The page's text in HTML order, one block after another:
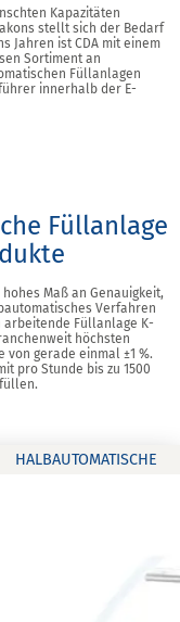
Kapazitäten
stellt sich der Bedarf
Jahren ist CDA mit einem
Sortiment an
Füllanlagen
innerhalb der E-
Füllanlage
Maß an Genauigkeit,
Verfahren
Füllanlage K-
höchsten
gerade einmal ±1 %.
pro Stunde bis zu 1500
HALBAUTOMATISCHE